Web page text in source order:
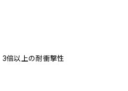
倍以上の耐衝撃性